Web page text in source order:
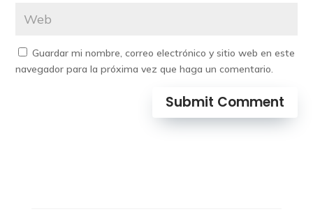
Guardar mi nombre, correo electrónico y sitio web en este
navegador para la próxima vez que haga un comentario.
Submit Comment